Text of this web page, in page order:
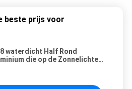
beste prijs voor
waterdicht Half Rond
die op de Zonnelichten